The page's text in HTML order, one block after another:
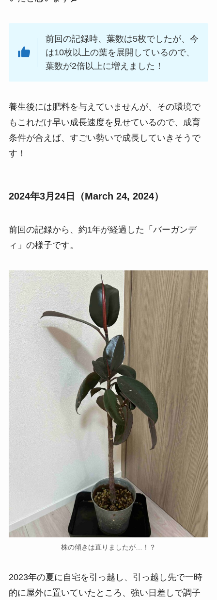
前回の記録時、葉数は5枚でしたが、今
は10枚以上の葉を展開しているので、
葉数が2倍以上に増えました！
養生後には肥料を与えていませんが、その環境で
もこれだけ早い成長速度を見せているので、成育
条件が合えば、すごい勢いで成長していきそうで
す！
2024年3月24日（March 24, 2024）
前回の記録から、約1年が経過した「バーガンデ
ィ」の様子です。
株の傾きは直りましたが…！？
2023年の夏に自宅を引っ越し、引っ越し先で一時
的に屋外に置いていたところ、強い日差しで調子